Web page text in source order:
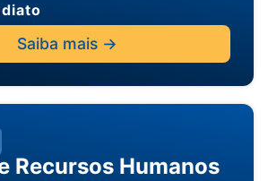
Saiba mais ->
Recursos Humanos